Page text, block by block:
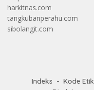
harkitnas.com
tangkubanperahu.com
sibolangit.com
Indeks Kode Etik